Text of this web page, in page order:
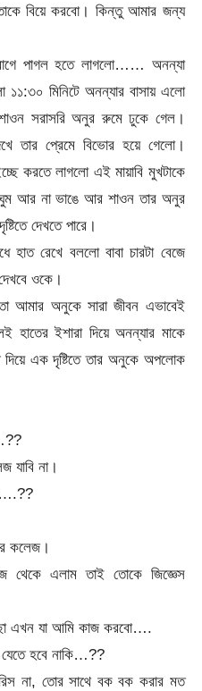
বিয়ে করবো। কিন্তু আমার জন্য
পাগল হতে লাগলো…… অনন্যা
১১:৩০ মিনিটে অনন্যার বাসায় এলো
সরাসরি অনুর রুমে ঢুকে গেল।
তার প্রেমে বিভোর হয়ে গেলো।
করতে লাগলো এই মায়াবি মুখটাকে
আর না ভাঙে আর শাওন তার অনুর
দেখতে পারে।
হাত রেখে বললো বাবা চারটা বেজে
ওকে।
অনুকে সারা জীবন এভাবেই
হাতের ইশারা দিয়ে অনন্যার মাকে
এক দৃষ্টিতে তার অনুকে অপলোক
যাবি না।
কলেজ।
থেকে এলাম তাই তোকে জিজ্ঞেস
এখন যা আমি কাজ করবো….
হবে নাকি…??
না, তোর সাথে বক বক করার মত